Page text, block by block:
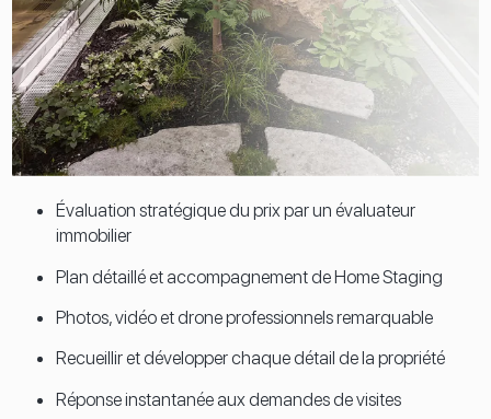
Évaluation stratégique du prix par un évaluateur
immobilier
Plan détaillé et accompagnement de Home Staging
Photos, vidéo et drone professionnels remarquable
Recueillir et développer chaque détail de la propriété
Réponse instantanée aux demandes de visites